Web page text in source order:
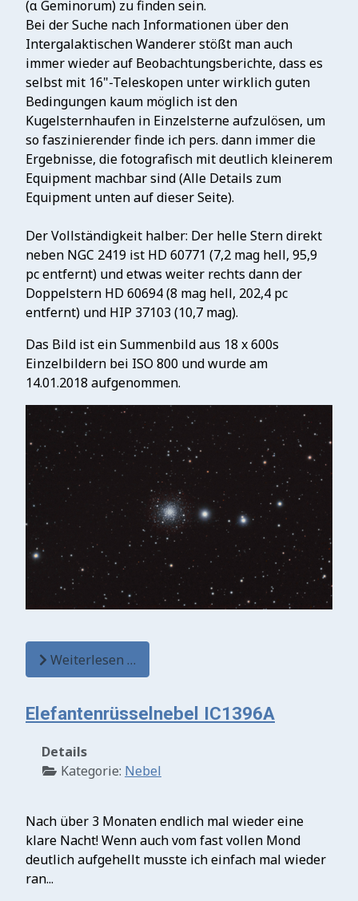
(α Geminorum) zu finden sein.
Bei der Suche nach Informationen über den
Intergalaktischen Wanderer stößt man auch
immer wieder auf Beobachtungsberichte, dass es
selbst mit 16"-Teleskopen unter wirklich guten
Bedingungen kaum möglich ist den
Kugelsternhaufen in Einzelsterne aufzulösen, um
so faszinierender finde ich pers. dann immer die
Ergebnisse, die fotografisch mit deutlich kleinerem
Equipment machbar sind (Alle Details zum
Equipment unten auf dieser Seite).
Der Vollständigkeit halber: Der helle Stern direkt
neben NGC 2419 ist HD 60771 (7,2 mag hell, 95,9
pc entfernt) und etwas weiter rechts dann der
Doppelstern HD 60694 (8 mag hell, 202,4 pc
entfernt) und HIP 37103 (10,7 mag).
Das Bild ist ein Summenbild aus 18 x 600s
Einzelbildern bei ISO 800 und wurde am
14.01.2018 aufgenommen.
Weiterlesen …
Elefantenrüsselnebel IC1396A
Details
Kategorie: Nebel
Nach über 3 Monaten endlich mal wieder eine
klare Nacht! Wenn auch vom fast vollen Mond
deutlich aufgehellt musste ich einfach mal wieder
ran...